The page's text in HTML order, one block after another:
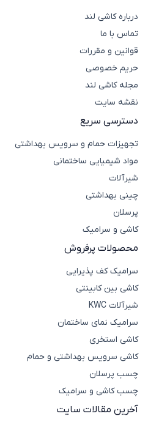
درباره کاشی لند
تماس با ما
قوانین و مقررات
حریم خصوصی
مجله کاشی لند
نقشه سایت
دسترسی سریع
تجهیزات حمام و سرویس بهداشتی
مواد شیمیایی ساختمانی
شیرآلات
چینی بهداشتی
پرسلان
کاشی و سرامیک
محصولات پرفروش
سرامیک کف پذیرایی
کاشی بین کابینتی
شیرآلات KWC
سرامیک نمای ساختمان
کاشی استخری
کاشی سرویس بهداشتی و حمام
چسب پرسلان
چسب کاشی و سرامیک
آخرین مقالات سایت